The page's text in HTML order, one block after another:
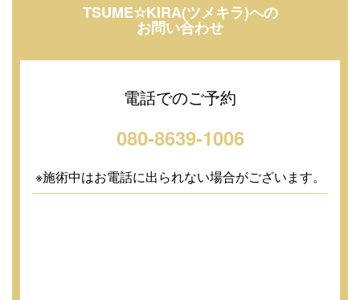
TSUME☆KIRA(ツメキラ)への
お問い合わせ
電話でのご予約
080-8639-1006
※施術中はお電話に出られない場合がございます。